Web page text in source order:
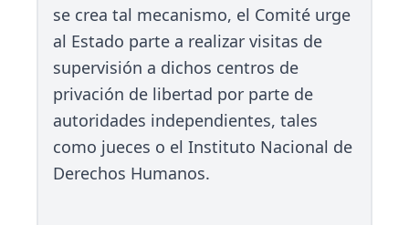
se crea tal mecanismo, el Comité urge
al Estado parte a realizar visitas de
supervisión a dichos centros de
privación de libertad por parte de
autoridades independientes, tales
como jueces o el Instituto Nacional de
Derechos Humanos.